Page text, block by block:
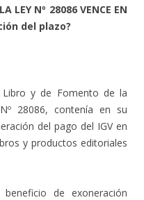
LEY Nº 28086 VENCE EN
del plazo?
y de Fomento de la
28086, contenía en su
del pago del IGV en
y productos editoriales
de exoneración